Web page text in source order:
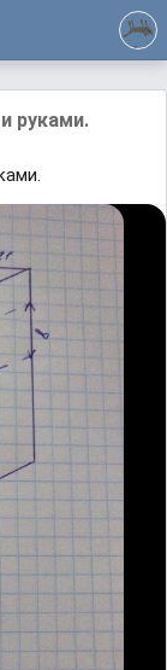
руками.